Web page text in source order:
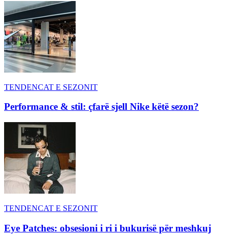
TENDENCAT E SEZONIT
Performance & stil: çfarë sjell Nike këtë sezon?
TENDENCAT E SEZONIT
Eye Patches: obsesioni i ri i bukurisë për meshkuj